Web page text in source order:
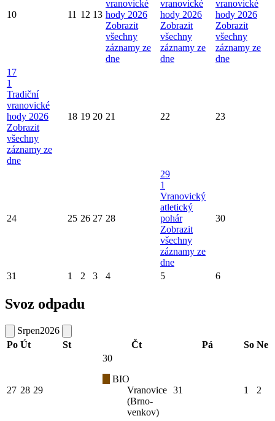
10 11 12 13
vranovické
hody 2026
Zobrazit
všechny
záznamy ze
dne
vranovické
hody 2026
Zobrazit
všechny
záznamy ze
dne
vranovické
hody 2026
Zobrazit
všechny
záznamy ze
dne
17
1
Tradiční
vranovické
hody 2026
Zobrazit
všechny
záznamy ze
dne
18 19 20 21 22 23
24 25 26 27 28
29
1
Vranovický
atletický
pohár
Zobrazit
všechny
záznamy ze
dne
30
31 1 2 3 4 5 6
Svoz odpadu
Srpen2026
Po Út St Čt Pá So Ne
27 28 29
30
BIO
Vranovice
(Brno-
venkov)
31 1 2